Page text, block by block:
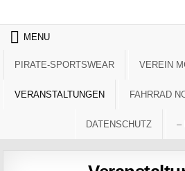
MENU
PIRATE-SPORTSWEAR VEREIN
VERANSTALTUNGEN FAHRRAD
DATENSCHUTZ –